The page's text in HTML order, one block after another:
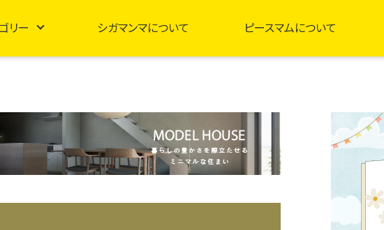
リー シガマンマについて ピースマムについて